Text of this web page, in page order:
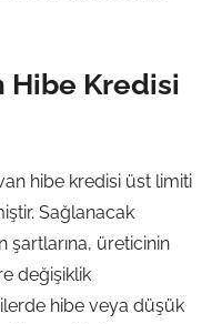
Hibe Kredisi
hibe kredisi üst limiti
Sağlanacak
şartlarına, üreticinin
değişiklik
hibe veya düşük